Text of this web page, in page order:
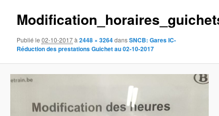
images
Publié le02-10-2017à2448 × 3264dansSNCB: Gares IC-
Réduction des prestations Guichet au 02-10-2017